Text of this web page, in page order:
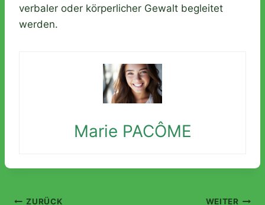
verbaler oder körperlicher Gewalt begleitet
werden.
Marie PACÔME
ZURÜCK WEITER